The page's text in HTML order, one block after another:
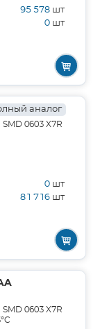
95 578 шт
0 шт
аналог
0603 X7R
0 шт
81 716 шт
0603 X7R